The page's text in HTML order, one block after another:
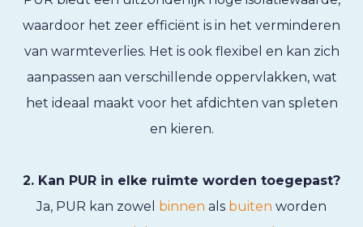
waardoor het zeer efficiënt is in het verminderen
van warmteverlies. Het is ook flexibel en kan zich
aanpassen aan verschillende oppervlakken, wat
het ideaal maakt voor het afdichten van spleten
en kieren.
2. Kan PUR in elke ruimte worden toegepast?
Ja, PUR kan zowel binnen als buiten worden